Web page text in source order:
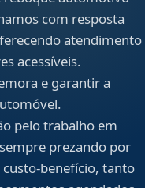
com resposta
atendimento
acessíveis.
e garantir a
pelo trabalho em
prezando por
custo-benefício, tanto